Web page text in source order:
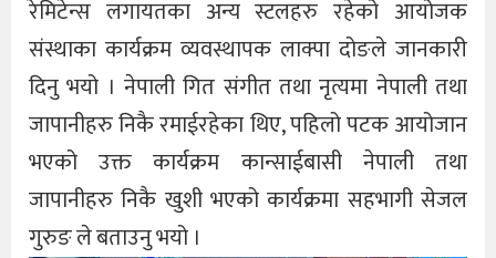
रेमिटेन्स लगायतका अन्य स्टलहरु रहेको आयोजक
संस्थाका कार्यक्रम व्यवस्थापक लाक्पा दोङले जानकारी
दिनु भयो । नेपाली गित संगीत तथा नृत्यमा नेपाली तथा
जापानीहरु निकै रमाईरहेका थिए, पहिलो पटक आयोजान
भएको उक्त कार्यक्रम कान्साईबासी नेपाली तथा
जापानीहरु निकै खुशी भएको कार्यक्रमा सहभागी सेजल
गुरुङ ले बताउनु भयो ।